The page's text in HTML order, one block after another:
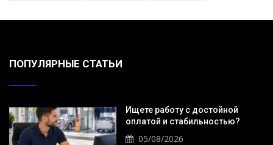
ПОПУЛЯРНЫЕ СТАТЬИ
Ищете работу с достойной
оплатой и стабильностью?
05/08/2026